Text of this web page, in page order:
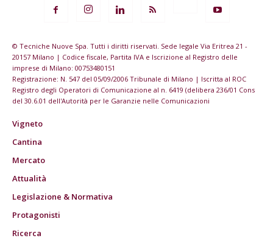
© Tecniche Nuove Spa. Tutti i diritti riservati. Sede legale Via Eritrea 21 -
20157 Milano | Codice fiscale, Partita IVA e Iscrizione al Registro delle
imprese di Milano: 00753480151
Registrazione: N. 547 del 05/09/2006 Tribunale di Milano | Iscritta al ROC
Registro degli Operatori di Comunicazione al n. 6419 (delibera 236/01 Cons
del 30.6.01 dell'Autorità per le Garanzie nelle Comunicazioni
Vigneto
Cantina
Mercato
Attualità
Legislazione & Normativa
Protagonisti
Ricerca